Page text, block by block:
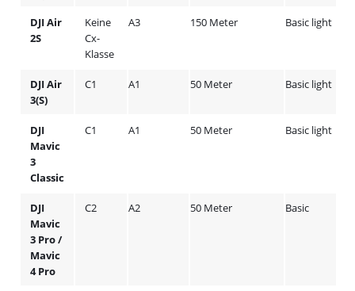
DJI Air
2S
Keine
Cx-
Klasse
A3 150 Meter Basic light
DJI Air
3(S)
C1 A1 50 Meter Basic light
DJI
Mavic
3
Classic
C1 A1 50 Meter Basic light
DJI
Mavic
3 Pro /
Mavic
4 Pro
C2 A2 50 Meter Basic